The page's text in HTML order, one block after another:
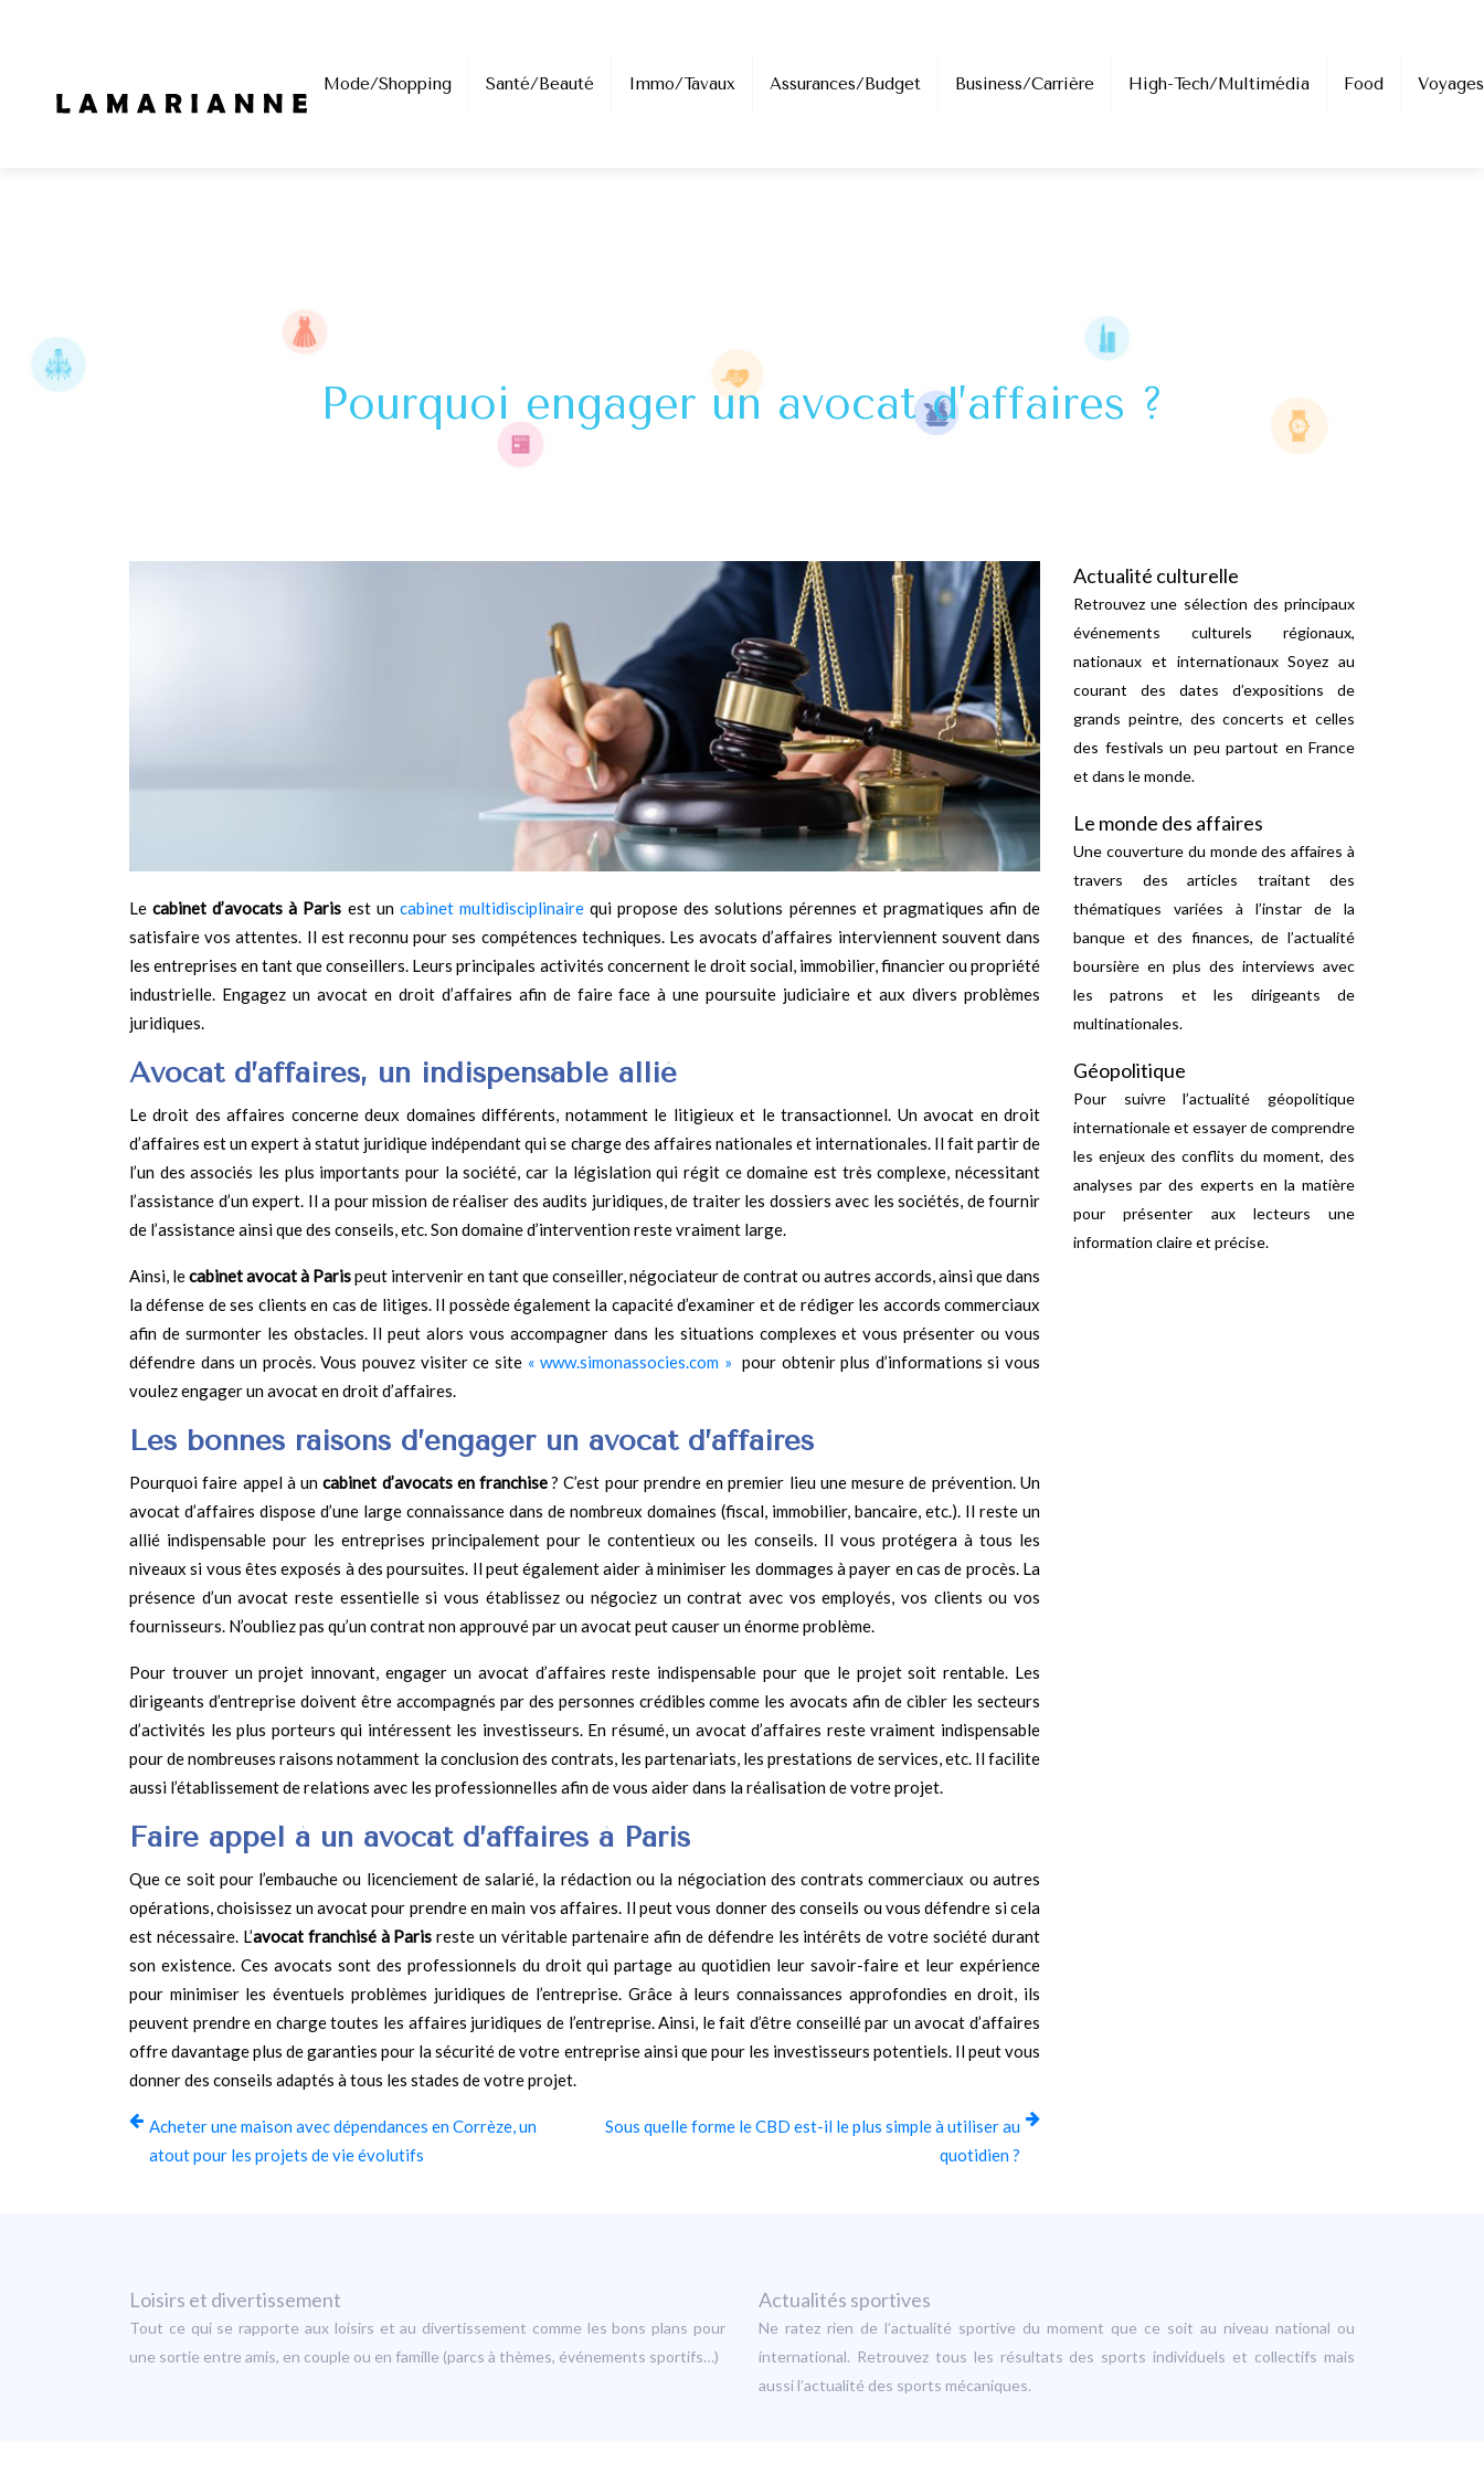
Mode/Shopping Santé/Beauté Immo/Tavaux Assurances/Budget Business/Carrière High-Tech/Multimédia Food Voyages
Pourquoi engager un avocat d’affaires ?
Lecabinet d’avocats à Paris est un cabinet multidisciplinairequi propose des solutions pérennes et pragmatiques afin de
satisfaire vos attentes. Il est reconnu pour ses compétences techniques. Les avocats d’affaires interviennent souvent dans
les entreprises en tant que conseillers. Leurs principales activités concernent le droit social, immobilier, financier ou propriété
industrielle. Engagez un avocat en droit d’affaires afin de faire face à une poursuite judiciaire et aux divers problèmes
juridiques.
Avocat d’affaires, un indispensable allié
Le droit des affaires concerne deux domaines différents, notamment le litigieux et le transactionnel. Un avocat en droit
d’affaires est un expert à statut juridique indépendant qui se charge des affaires nationales et internationales. Il fait partir de
l’un des associés les plus importants pour la société, car la législation qui régit ce domaine est très complexe, nécessitant
l’assistance d’un expert. Il a pour mission de réaliser des audits juridiques, de traiter les dossiers avec les sociétés, de fournir
de l’assistance ainsi que des conseils, etc. Son domaine d’intervention reste vraiment large.
Ainsi, lecabinet avocat à Parispeut intervenir en tant que conseiller, négociateur de contrat ou autres accords, ainsi que dans
la défense de ses clients en cas de litiges. Il possède également la capacité d’examiner et de rédiger les accords commerciaux
afin de surmonter les obstacles. Il peut alors vous accompagner dans les situations complexes et vous présenter ou vous
défendre dans un procès. Vous pouvez visiter ce site « www.simonassocies.com » pour obtenir plus d’informations si vous
voulez engager un avocat en droit d’affaires.
Les bonnes raisons d’engager un avocat d’affaires
Pourquoi faire appel à uncabinet d’avocats en franchise? C’est pour prendre en premier lieu une mesure de prévention. Un
avocat d’affaires dispose d’une large connaissance dans de nombreux domaines (fiscal, immobilier, bancaire, etc.). Il reste un
allié indispensable pour les entreprises principalement pour le contentieux ou les conseils. Il vous protégera à tous les
niveaux si vous êtes exposés à des poursuites. Il peut également aider à minimiser les dommages à payer en cas de procès. La
présence d’un avocat reste essentielle si vous établissez ou négociez un contrat avec vos employés, vos clients ou vos
fournisseurs. N’oubliez pas qu’un contrat non approuvé par un avocat peut causer un énorme problème.
Pour trouver un projet innovant, engager un avocat d’affaires reste indispensable pour que le projet soit rentable. Les
dirigeants d’entreprise doivent être accompagnés par des personnes crédibles comme les avocats afin de cibler les secteurs
d’activités les plus porteurs qui intéressent les investisseurs. En résumé, un avocat d’affaires reste vraiment indispensable
pour de nombreuses raisons notamment la conclusion des contrats, les partenariats, les prestations de services, etc. Il facilite
aussi l’établissement de relations avec les professionnelles afin de vous aider dans la réalisation de votre projet.
Faire appel à un avocat d’affaires à Paris
Que ce soit pour l’embauche ou licenciement de salarié, la rédaction ou la négociation des contrats commerciaux ou autres
opérations, choisissez un avocat pour prendre en main vos affaires. Il peut vous donner des conseils ou vous défendre si cela
est nécessaire. L’avocat franchisé à Paris reste un véritable partenaire afin de défendre les intérêts de votre société durant
son existence. Ces avocats sont des professionnels du droit qui partage au quotidien leur savoir-faire et leur expérience
pour minimiser les éventuels problèmes juridiques de l’entreprise. Grâce à leurs connaissances approfondies en droit, ils
peuvent prendre en charge toutes les affaires juridiques de l’entreprise. Ainsi, le fait d’être conseillé par un avocat d’affaires
offre davantage plus de garanties pour la sécurité de votre entreprise ainsi que pour les investisseurs potentiels. Il peut vous
donner des conseils adaptés à tous les stades de votre projet.
Acheter une maison avec dépendances en Corrèze, un
atout pour les projets de vie évolutifs
Sous quelle forme le CBD est-il le plus simple à utiliser au
quotidien ?
Actualité culturelle
Retrouvez une sélection des principaux
événements culturels régionaux,
nationaux et internationaux Soyez au
courant des dates d’expositions de
grands peintre, des concerts et celles
des festivals un peu partout en France
et dans le monde.
Le monde des affaires
Une couverture du monde des affaires à
travers des articles traitant des
thématiques variées à l’instar de la
banque et des finances, de l’actualité
boursière en plus des interviews avec
les patrons et les dirigeants de
multinationales.
Géopolitique
Pour suivre l’actualité géopolitique
internationale et essayer de comprendre
les enjeux des conflits du moment, des
analyses par des experts en la matière
pour présenter aux lecteurs une
information claire et précise.
Loisirs et divertissement
Tout ce qui se rapporte aux loisirs et au divertissement comme les bons plans pour
une sortie entre amis, en couple ou en famille (parcs à thèmes, événements sportifs…)
Actualités sportives
Ne ratez rien de l’actualité sportive du moment que ce soit au niveau national ou
international. Retrouvez tous les résultats des sports individuels et collectifs mais
aussi l’actualité des sports mécaniques.